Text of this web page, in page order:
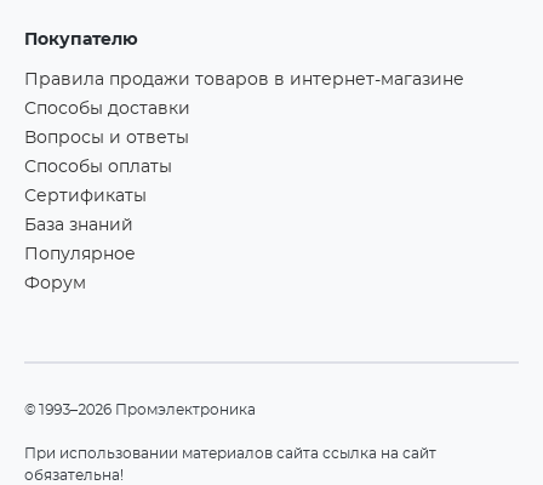
Покупателю
Правила продажи товаров в интернет-магазине
Способы доставки
Вопросы и ответы
Способы оплаты
Сертификаты
База знаний
Популярное
Форум
©1993–2026 Промэлектроника
При использовании материалов сайта ссылка на сайт
обязательна!